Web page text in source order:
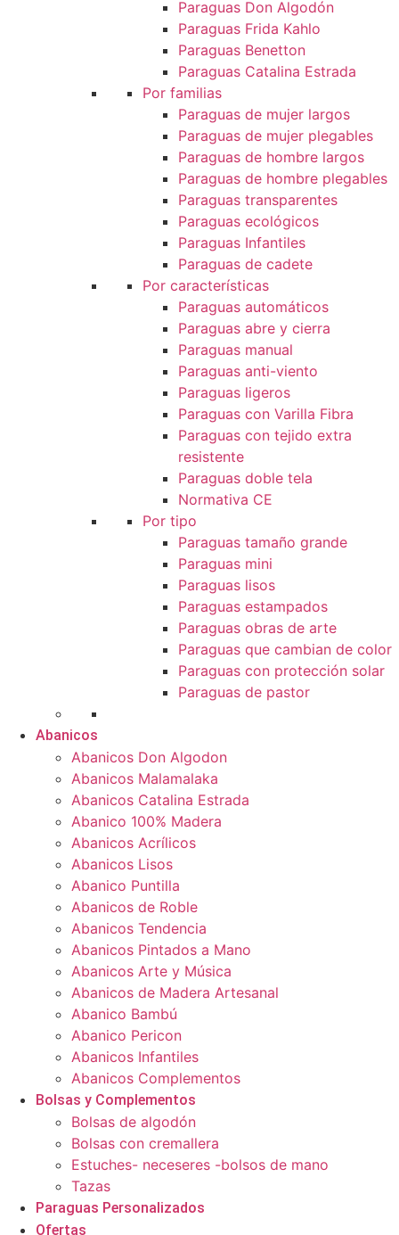
Paraguas Don Algodón
Paraguas Frida Kahlo
Paraguas Benetton
Paraguas Catalina Estrada
Por familias
Paraguas de mujer largos
Paraguas de mujer plegables
Paraguas de hombre largos
Paraguas de hombre plegables
Paraguas transparentes
Paraguas ecológicos
Paraguas Infantiles
Paraguas de cadete
Por características
Paraguas automáticos
Paraguas abre y cierra
Paraguas manual
Paraguas anti-viento
Paraguas ligeros
Paraguas con Varilla Fibra
Paraguas con tejido extra
resistente
Paraguas doble tela
Normativa CE
Por tipo
Paraguas tamaño grande
Paraguas mini
Paraguas lisos
Paraguas estampados
Paraguas obras de arte
Paraguas que cambian de color
Paraguas con protección solar
Paraguas de pastor
Abanicos
Abanicos Don Algodon
Abanicos Malamalaka
Abanicos Catalina Estrada
Abanico 100% Madera
Abanicos Acrílicos
Abanicos Lisos
Abanico Puntilla
Abanicos de Roble
Abanicos Tendencia
Abanicos Pintados a Mano
Abanicos Arte y Música
Abanicos de Madera Artesanal
Abanico Bambú
Abanico Pericon
Abanicos Infantiles
Abanicos Complementos
Bolsas y Complementos
Bolsas de algodón
Bolsas con cremallera
Estuches- neceseres -bolsos de mano
Tazas
Paraguas Personalizados
Ofertas